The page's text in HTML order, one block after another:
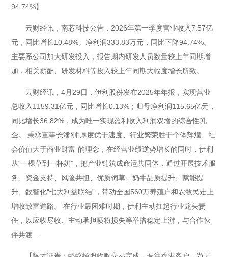
94.74%】
云财经讯，南芯科技公告，2026年第一季度营业收入7.57亿
元，同比增长10.48%。净利润333.83万元，同比下降94.74%。
主要系公司加大研发投入，报告期内研发人员数量较上年同期增
加，相关薪酬、研发材料等投入较上年同期大幅度增长所致。
云财经讯，4月29日，伊利股份发布2025年年报，实现营业
总收入1159.31亿元，同比增长0.13%；归母净利润115.65亿元，
同比增长36.82%，成为唯一实现盈利收入利润双增的综合性乳
企。 秉承董事长潘刚“厚度优于速度、行业繁荣胜于个体辉煌、社
会价值大于商业财富”的理念，在经营业绩逆势增长的同时，伊利
从“一棵草到一杯奶”，把产业链筑成命运共同体，通过开展技术服
务、资金支持、风险共担、优质饲草、奶牛品质提升、赋能提
升、数智化“七大利益联结”，带动全国560万养殖户和农牧民走上
增收致富道路。 在行业最困难时期，伊利主动扛起行业龙头责
任，以应收尽收、主动承担喷粉损失等举措稳定上游，与合作伙
伴共渡...